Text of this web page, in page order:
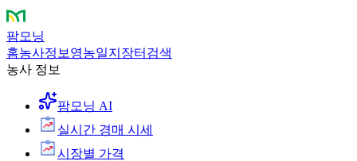
팜모닝
홈농사정보 영농일지 장터 검색
농사 정보
팜모닝 AI
실시간 경매 시세
시장별 가격